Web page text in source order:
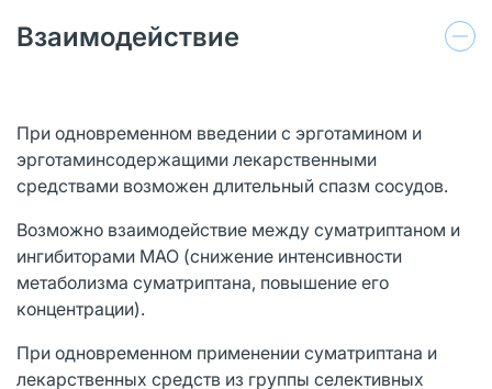
Взаимодействие
При одновременном введении с эрготамином и
эрготаминсодержащими лекарственными
средствами возможен длительный спазм сосудов.
Возможно взаимодействие между суматриптаном и
ингибиторами МАО (снижение интенсивности
метаболизма суматриптана, повышение его
концентрации).
При одновременном применении суматриптана и
лекарственных средств из группы селективных